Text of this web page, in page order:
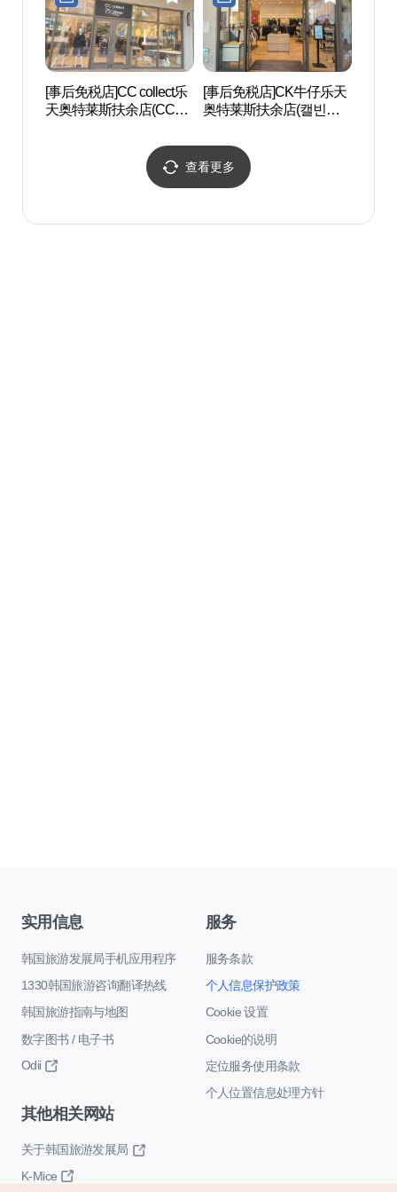
[事后免税店]CC collect乐
天奥特莱斯扶余店(CC콜
[事后免税店]CK牛仔乐天
奥特莱斯扶余店(캘빈클
점)
查看更多
实用信息
韩国旅游发展局手机应用程序
1330韩国旅游咨询翻译热线
韩国旅游指南与地图
数字图书 / 电子书
Odii
服务
服务条款
个人信息保护政策
Cookie 设置
Cookie的说明
定位服务使用条款
个人位置信息处理方针
其他相关网站
关于韩国旅游发展局
K-Mice